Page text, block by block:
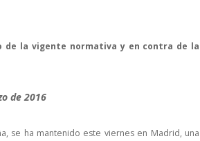
de la vigente normativa y en contra de la
de 2016
se ha mantenido este viernes en Madrid, una